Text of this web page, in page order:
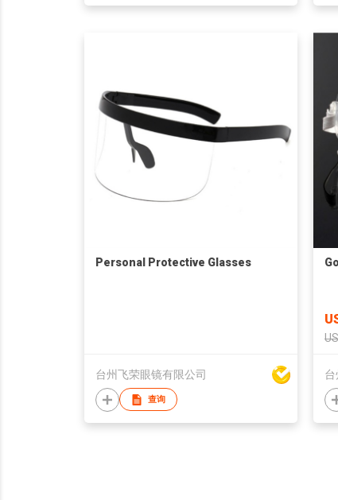
Personal Protective Glasses
台州飞荣眼镜有限公司
查询